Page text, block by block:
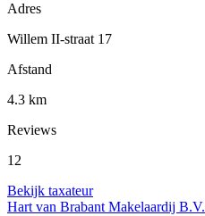
Adres
Willem II-straat 17
Afstand
4.3 km
Reviews
12
Bekijk taxateur
Hart van Brabant Makelaardij B.V.